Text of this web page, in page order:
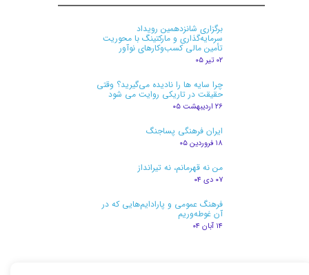
برگزاری شانزدهمین رویداد
سرمایه‌گذاری و مارکتینگ با محوریت
تأمین مالی کسب‌وکارهای نوآور
۰۲ تیر ۰۵
چرا سایه ها را نادیده می‌گیرید؟ وقتی
حقیقت در تاریکی روایت می شود
۲۶ اردیبهشت ۰۵
ایران فرهنگی پساجنگ
۱۸ فروردین ۰۵
من نه قهرمانم، نه تیرانداز
۰۷ دی ۰۴
فرهنگ عمومی و پارادایم‌هایی که در
آن غوطه‌وریم
۱۴ آبان ۰۴